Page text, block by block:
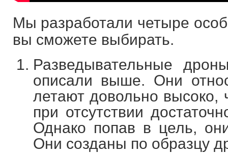
Мы разработали четыре
вы сможете выбирать.
Разведывательные
описали выше. Они
летают довольно высоко,
при отсутствии
Однако попав в цель,
Они созданы по образцу